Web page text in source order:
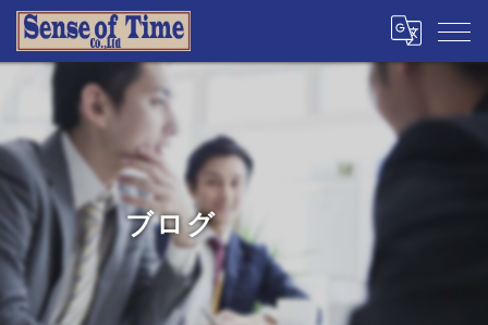
ブログ